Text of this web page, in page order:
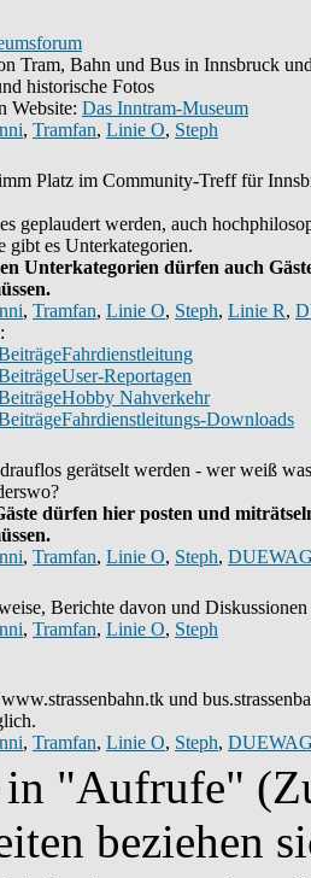
Tram, Bahn und Bus in Innsbruck
historische Fotos
Website: Das Inntram-Museum
, Tramfan, Linie O, Steph
Platz im Community-Treff für
geplaudert werden, auch
gibt es Unterkategorien.
Unterkategorien dürfen auch
, Tramfan, Linie O, Steph, Linie R,
Fahrdienstleitung
User-Reportagen
Hobby Nahverkehr
Fahrdienstleitungs-Downloads
gerätselt werden - wer weiß
dürfen hier posten und
, Tramfan, Linie O, Steph,
Berichte davon und Diskussionen
, Tramfan, Linie O, Steph
und
, Tramfan, Linie O, Steph,
"Aufrufe"
beziehen